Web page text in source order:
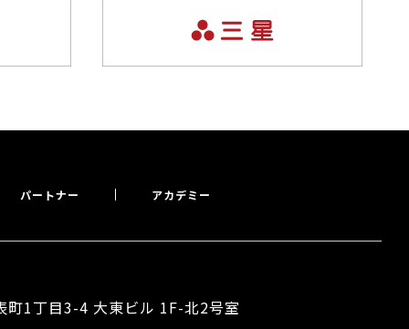
パートナー アカデミー
町1丁目3-4 大東ビル 1F-北2号室